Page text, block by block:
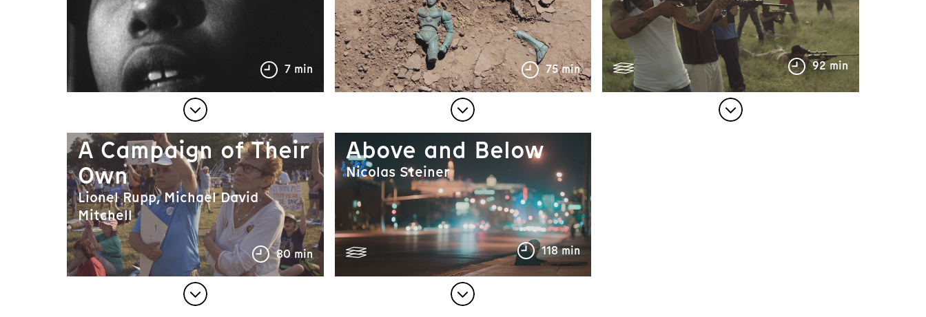
7 min 75 min 92 min
A Campaign of Their
Own
Lionel Rupp, Michael David
Mitchell
80 min
Above and Below
Nicolas Steiner
118 min